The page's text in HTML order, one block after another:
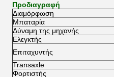
Προδιαγραφή
Διαμόρφωση
Μπαταρία
Δύναμη της μηχανής
Ελεγκτής
Επιταχυντής
Transaxle
Φορτιστής